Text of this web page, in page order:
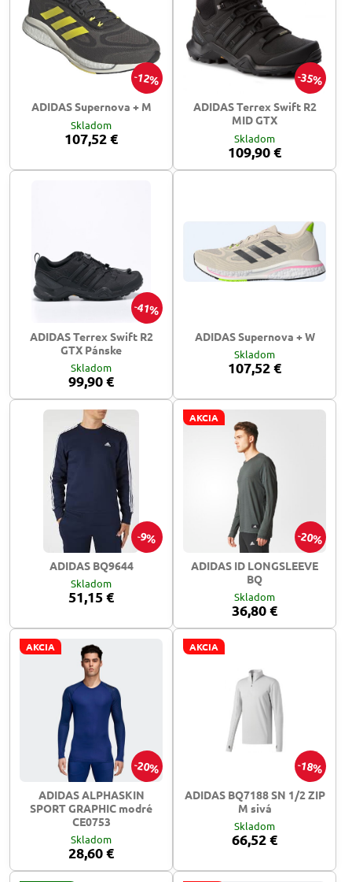
12%
ADIDAS Supernova + M
Skladom
107,52 €
35%
ADIDAS Terrex Swift R2
MID GTX
Skladom
109,90 €
41%
ADIDAS Terrex Swift R2
GTX Pánske
Skladom
99,90 €
ADIDAS Supernova + W
Skladom
107,52 €
9%
ADIDAS BQ9644
Skladom
51,15 €
20%
AKCIA
ADIDAS ID LONGSLEEVE
BQ
Skladom
36,80 €
20%
AKCIA
ADIDAS ALPHASKIN
SPORT GRAPHIC modré
CE0753
Skladom
28,60 €
18%
AKCIA
ADIDAS BQ7188 SN 1/2 ZIP
M sivá
Skladom
66,52 €